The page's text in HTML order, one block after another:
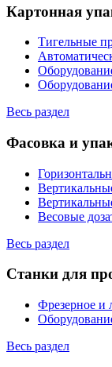
Картонная
Тигельные
Весь раздел
Фасовка и
Весовые
Весь раздел
Станки для
Фрезерное и
Весь раздел